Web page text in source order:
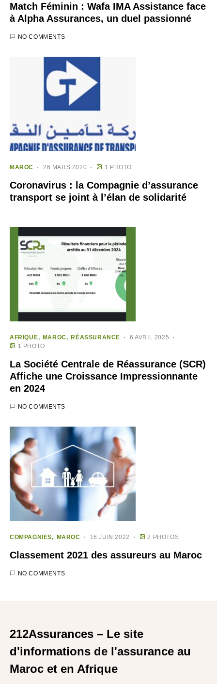
Match Féminin : Wafa IMA Assistance face
à Alpha Assurances, un duel passionné
NO COMMENTS
MAROC 26 MARS 2020 1 PHOTO
Coronavirus : la Compagnie d’assurance
transport se joint à l’élan de solidarité
AFRIQUE MAROC RÉASSURANCE
6 AVRIL 2025
1 PHOTO
La Société Centrale de Réassurance (SCR)
Affiche une Croissance Impressionnante
en 2024
NO COMMENTS
COMPAGNIES MAROC 16 JUIN 2022 2 PHOTOS
Classement 2021 des assureurs au Maroc
NO COMMENTS
212Assurances – Le site
d'informations de l'assurance au
Maroc et en Afrique